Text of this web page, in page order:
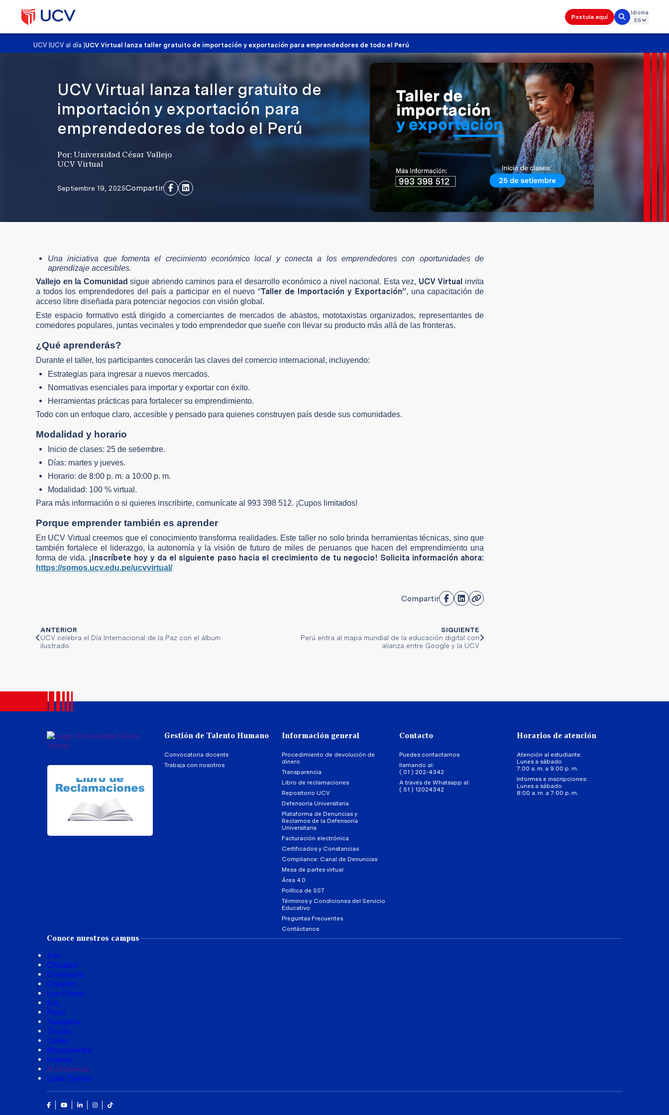
Postula aquí
Idioma
UCV |UCV al día UCV Virtual lanza taller gratuito de importación y exportación para emprendedores de todo el Perú
UCV Virtual lanza taller gratuito de
importación y exportación para
emprendedores de todo el Perú
Por: Universidad César Vallejo
UCV Virtual
Septiembre 19, 2025Compartir
Una iniciativa que fomenta el crecimiento económico local y conecta a los emprendedores con oportunidades de
aprendizaje accesibles.
Vallejo en la Comunidad sigue abriendo caminos para el desarrollo económico a nivel nacional. Esta vez, UCV Virtual invita
a todos los emprendedores del país a participar en el nuevo “Taller de Importación y Exportación”, una capacitación de
acceso libre diseñada para potenciar negocios con visión global.
Este espacio formativo está dirigido a comerciantes de mercados de abastos, mototaxistas organizados, representantes de
comedores populares, juntas vecinales y todo emprendedor que sueñe con llevar su producto más allá de las fronteras.
¿Qué aprenderás?
Durante el taller, los participantes conocerán las claves del comercio internacional, incluyendo:
Estrategias para ingresar a nuevos mercados.
Normativas esenciales para importar y exportar con éxito.
Herramientas prácticas para fortalecer su emprendimiento.
Todo con un enfoque claro, accesible y pensado para quienes construyen país desde sus comunidades.
Modalidad y horario
Inicio de clases: 25 de setiembre.
Días: martes y jueves.
Horario: de 8:00 p. m. a 10:00 p. m.
Modalidad: 100 % virtual.
Para más información o si quieres inscribirte, comunícate al 993 398 512. ¡Cupos limitados!
Porque emprender también es aprender
En UCV Virtual creemos que el conocimiento transforma realidades. Este taller no solo brinda herramientas técnicas, sino que
también fortalece el liderazgo, la autonomía y la visión de futuro de miles de peruanos que hacen del emprendimiento una
forma de vida. ¡Inscríbete hoy y da el siguiente paso hacia el crecimiento de tu negocio! Solicita información ahora:
https://somos.ucv.edu.pe/ucvvirtual/
Compartir
ANTERIOR
UCV celebra el Día Internacional de la Paz con el álbum
ilustrado
SIGUIENTE
Perú entra al mapa mundial de la educación digital con
alianza entre Google y la UCV
Gestión de Talento Humano
Convocatoria docente
Trabaja con nosotros
Información general
Procedimiento de devolución de
dinero
Transparencia
Libro de reclamaciones
Repositorio UCV
Defensoría Universitaria
Plataforma de Denuncias y
Reclamos de la Defensoría
Universitaria
Facturación electrónica
Certificados y Constancias
Compliance: Canal de Denuncias
Mesa de partes virtual
Área 4.0
Política de SST
Términos y Condiciones del Servicio
Educativo
Preguntas Frecuentes
Contáctanos
Contacto
Puedes contactarnos
llamando al:
( 01 ) 202-4342
A través de Whatsapp al:
( 51 ) 12024342
Horarios de atención
Atención al estudiante:
Lunes a sábado
7:00 a. m. a 9:00 p. m.
Informes e inscripciones:
Lunes a sábado
8:00 a. m. a 7:00 p. m.
Conoce nuestros campus
Ate
Chiclayo
Chimbote
Chepén
Los Olivos
SJL
Piura
Tarapoto
Trujillo
Callao
Moyobamba
Huaraz
A Distancia
Lima Centro
Facebook
YoutubeLinkedinInstagram
Tik Tok